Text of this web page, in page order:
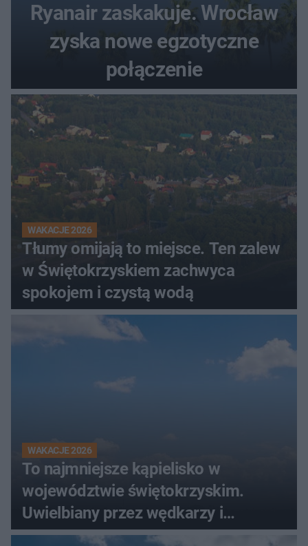
Ryanair zaskakuje. Wrocław
zyska nowe egzotyczne
połączenie
WAKACJE 2026
Tłumy omijają to miejsce. Ten zalew
w Świętokrzyskiem zachwyca
spokojem i czystą wodą
WAKACJE 2026
To najmniejsze kąpielisko w
województwie świętokrzyskim.
Uwielbiany przez wędkarzy i
turystów